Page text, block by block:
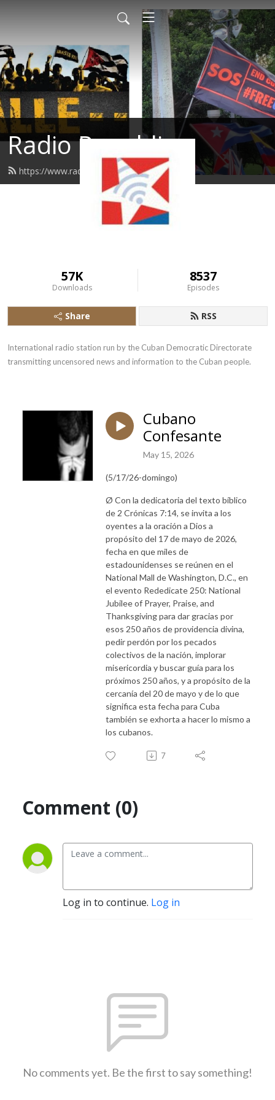
Radio Republica
https://www.radiorepublica.us/feed.xml
57K
Downloads
8537
Episodes
Share RSS
International radio station run by the Cuban Democratic Directorate
transmitting uncensored news and information to the Cuban people.
Cubano
Confesante
May 15, 2026
(5/17/26-domingo)
Ø Con la dedicatoria del texto bíblico
de 2 Crónicas 7:14, se invita a los
oyentes a la oración a Dios a
propósito del 17 de mayo de 2026,
fecha en que miles de
estadounidenses se reúnen en el
National Mall de Washington, D.C., en
el evento Rededicate 250: National
Jubilee of Prayer, Praise, and
Thanksgiving para dar gracias por
esos 250 años de providencia divina,
pedir perdón por los pecados
colectivos de la nación, implorar
misericordia y buscar guía para los
próximos 250 años, y a propósito de la
cercanía del 20 de mayo y de lo que
significa esta fecha para Cuba
también se exhorta a hacer lo mismo a
los cubanos.
7
Comment (0)
Log in to continue. Log in
No comments yet. Be the first to say something!